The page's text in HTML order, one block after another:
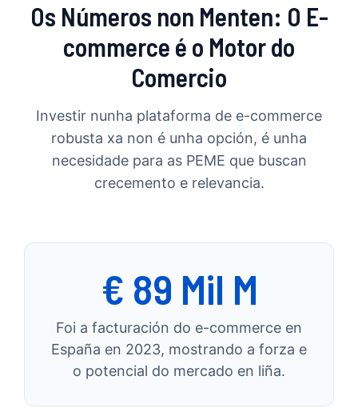
Os Números non Menten: O E-
commerce é o Motor do
Comercio
Investir nunha plataforma de e-commerce
robusta xa non é unha opción, é unha
necesidade para as PEME que buscan
crecemento e relevancia.
€ 89 Mil M
Foi a facturación do e-commerce en
España en 2023, mostrando a forza e
o potencial do mercado en liña.